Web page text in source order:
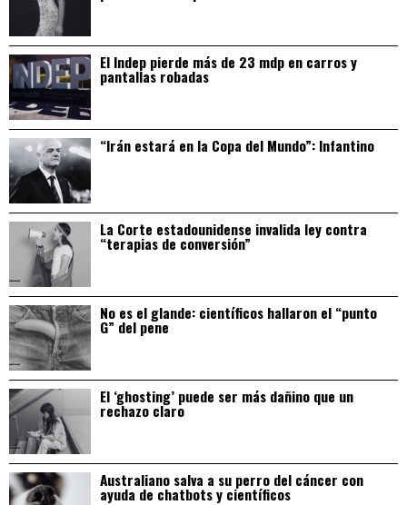
El Indep pierde más de 23 mdp en carros y
pantallas robadas
“Irán estará en la Copa del Mundo”: Infantino
La Corte estadounidense invalida ley contra
“terapias de conversión”
No es el glande: científicos hallaron el “punto
G” del pene
El ‘ghosting’ puede ser más dañino que un
rechazo claro
Australiano salva a su perro del cáncer con
ayuda de chatbots y científicos